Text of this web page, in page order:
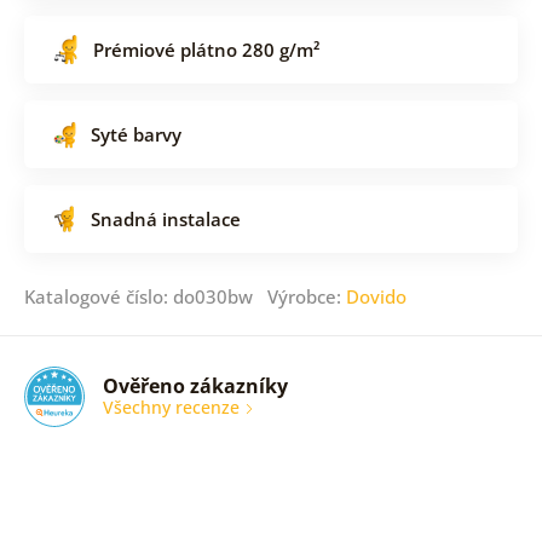
Prémiové plátno 280 g/m²
Syté barvy
Snadná instalace
Katalogové číslo: do030bw Výrobce: Dovido
Ověřeno zákazníky
Všechny recenze